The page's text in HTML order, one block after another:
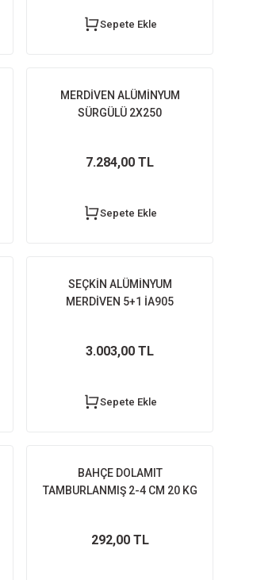
Sepete Ekle
MERDİVEN ALÜMİNYUM
SÜRGÜLÜ 2X250
7.284,00 TL
Sepete Ekle
SEÇKİN ALÜMİNYUM
MERDİVEN 5+1 İA905
3.003,00 TL
Sepete Ekle
BAHÇE DOLAMIT
TAMBURLANMIŞ 2-4 CM 20 KG
292,00 TL